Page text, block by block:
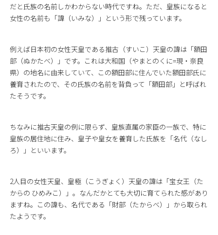
だと氏族の名前しかわからない時代ですね。ただ、皇族になると
女性の名前も「諱（いみな）」という形で残っています。
例えば日本初の女性天皇である推古（すいこ）天皇の諱は「額田
部（ぬかたべ）」です。これは大和国（やまとのくに=現・奈良
県）の地名に由来していて、この額田部に住んでいた額田部氏に
養育されたので、その氏族の名前を背負って「額田部」と呼ばれ
たそうです。
ちなみに推古天皇の例に限らず、皇族直属の家臣の一族で、特に
皇族の居住地に住み、皇子や皇女を養育した氏族を「名代（なし
ろ）」といいます。
2人目の女性天皇、皇極（こうぎょく）天皇の諱は「宝女王（た
からの ひめみこ）」。なんだかとても大切に育てられた感があり
ますね。この諱も、名代である「財部（たからべ）」から取られ
たようです。